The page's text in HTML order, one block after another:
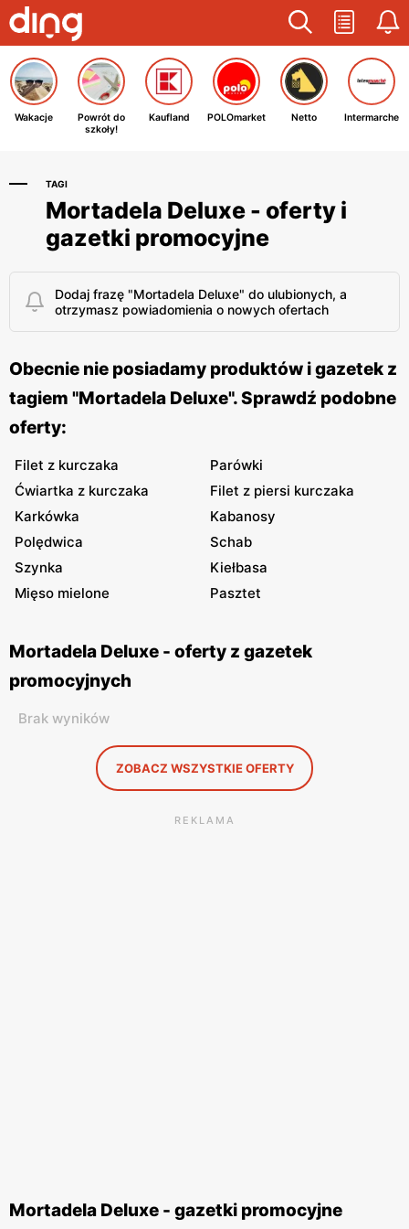
Wakacje
Powrót do
szkoły!
Kaufland POLOmarket Netto Intermarche
TAGI
Mortadela Deluxe - oferty i
gazetki promocyjne
Dodaj frazę "Mortadela Deluxe" do ulubionych, a
otrzymasz powiadomienia o nowych ofertach
Obecnie nie posiadamy produktów i gazetek z
tagiem "Mortadela Deluxe". Sprawdź podobne
oferty:
Filet z kurczaka
Parówki
Ćwiartka z kurczaka
Filet z piersi kurczaka
Karkówka
Kabanosy
Polędwica
Schab
Szynka
Kiełbasa
Mięso mielone
Pasztet
Mortadela Deluxe - oferty z gazetek
promocyjnych
Brak wyników
ZOBACZ WSZYSTKIE OFERTY
REKLAMA
Mortadela Deluxe - gazetki promocyjne